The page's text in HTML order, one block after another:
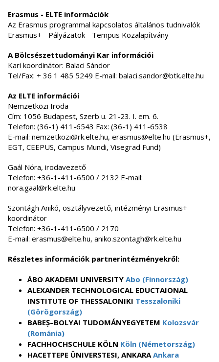
Erasmus - ELTE információk
Az Erasmus programmal kapcsolatos általános tudnivalók
Erasmus+ - Pályázatok - Tempus Közalapítvány
A Bölcsészettudományi Kar információi
Kari koordinátor: Balaci Sándor
Tel/Fax: + 36 1 485 5249 E-mail: balaci.sandor@btk.elte.hu
Az ELTE információi
Nemzetközi Iroda
Cím: 1056 Budapest, Szerb u. 21-23. I. em. 6.
Telefon: (36-1) 411-6543 Fax: (36-1) 411-6538
E-mail: nemzetkozi@rk.elte.hu, erasmus@elte.hu (Erasmus+,
EGT, CEEPUS, Campus Mundi, Visegrad Fund)
Gaál Nóra, irodavezető
Telefon: +36-1-411-6500 / 2132 E-mail:
nora.gaal@rk.elte.hu
Szontágh Anikó, osztályvezető, intézményi Erasmus+
koordinátor
Telefon: +36-1-411-6500 / 2170
E-mail: erasmus@elte.hu, aniko.szontagh@rk.elte.hu
Részletes információk partnerintézményekről:
ÅBO AKADEMI UNIVERSITY Abo (Finnország)
ALEXANDER TECHNOLOGICAL EDUCTAIONAL
INSTITUTE OF THESSALONIKI Tesszaloniki
(Görögország)
BABEȘ–BOLYAI TUDOMÁNYEGYETEM Kolozsvár
(Románia)
FACHHOCHSCHULE KÖLN Köln (Németország)
HACETTEPE ÜNIVERSTESI, ANKARA Ankara